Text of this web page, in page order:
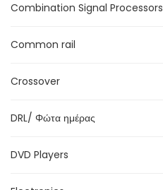
Combination Signal Processors
Common rail
Crossover
DRL/ Φώτα ημέρας
DVD Players